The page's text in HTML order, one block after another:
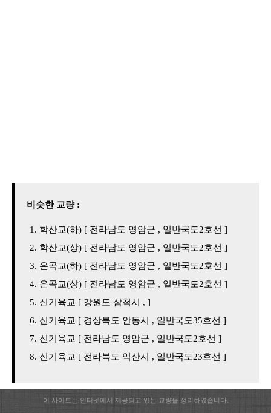
비슷한 교량 :
학산교(하) [ 전라남도 영암군 , 일반국도2호선 ]
학산교(상) [ 전라남도 영암군 , 일반국도2호선 ]
은곡교(하) [ 전라남도 영암군 , 일반국도2호선 ]
은곡교(상) [ 전라남도 영암군 , 일반국도2호선 ]
신기육교 [ 강원도 삼척시 , ]
신기육교 [ 경상북도 안동시 , 일반국도35호선 ]
신기육교 [ 전라남도 영암군 , 일반국도2호선 ]
신기육교 [ 전라북도 익산시 , 일반국도23호선 ]
이 사이트는 인터넷에서 제공되고 있는 교량을 정리하였습니다.